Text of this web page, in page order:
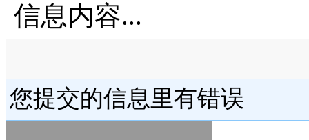
信息内容...
您提交的信息里有错误